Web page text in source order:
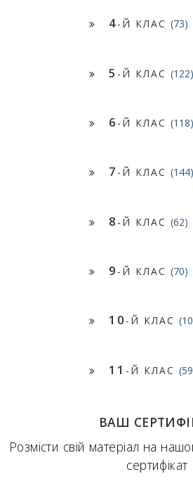
4-Й КЛАС (73)
5 -Й КЛАС (122)
6 -Й КЛАС (118)
7 -Й КЛАС (144)
8 -Й КЛАС (62)
9 -Й КЛАС (70)
10 -Й КЛАС
11 -Й КЛАС
ВАШ
Розмісти свій матеріал на
сертифікат